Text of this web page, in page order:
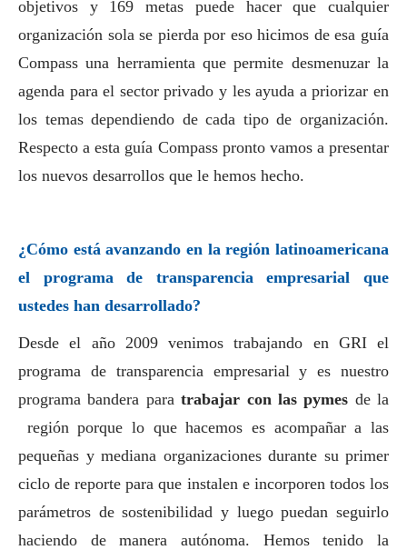
objetivos y 169 metas puede hacer que cualquier
organización sola se pierda por eso hicimos de esa guía
Compass una herramienta que permite desmenuzar la
agenda para el sector privado y les ayuda a priorizar en
los temas dependiendo de cada tipo de organización.
Respecto a esta guía Compass pronto vamos a presentar
los nuevos desarrollos que le hemos hecho.
¿Cómo está avanzando en la región latinoamericana
el programa de transparencia empresarial que
ustedes han desarrollado?
Desde el año 2009 venimos trabajando en GRI el
programa de transparencia empresarial y es nuestro
programa bandera paratrabajar con laspymes de la
región porque lo que hacemos es acompañar a las
pequeñas y mediana organizaciones durante su primer
ciclo de reporte para que instalen e incorporen todos los
parámetros de sostenibilidad y luego puedan seguirlo
haciendo de manera autónoma. Hemos tenido la